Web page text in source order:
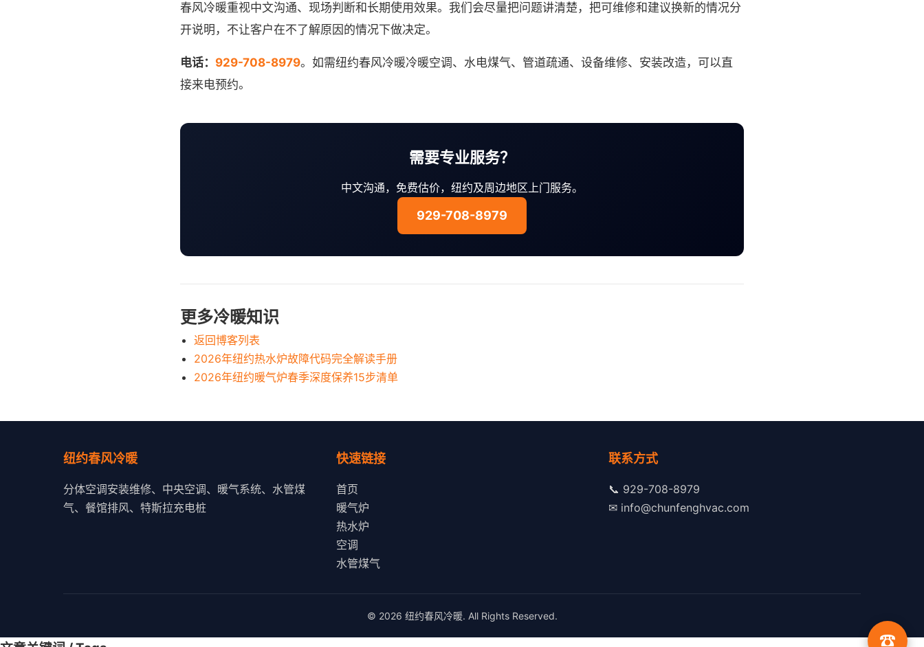
春风冷暖重视中文沟通、现场判断和长期使用效果。我们会尽量把问题讲清楚，把可维修和建议换新的情况分
开说明，不让客户在不了解原因的情况下做决定。
电话： 929-708-8979。如需纽约春风冷暖冷暖空调、水电煤气、管道疏通、设备维修、安装改造，可以直
接来电预约。
需要专业服务？
中文沟通，免费估价，纽约及周边地区上门服务。
929-708-8979
更多冷暖知识
返回博客列表
2026年纽约热水炉故障代码完全解读手册
2026年纽约暖气炉春季深度保养15步清单
纽约春风冷暖
分体空调安装维修、中央空调、暖气系统、水管煤
气、餐馆排风、特斯拉充电桩
快速链接
首页
暖气炉
热水炉
空调
水管煤气
联系方式
📞 929-708-8979
✉ info@chunfenghvac.com
© 2026 纽约春风冷暖. All Rights Reserved.
☎